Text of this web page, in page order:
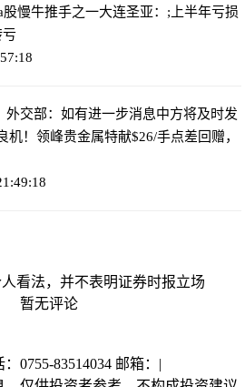
股慢牛推手之一大连圣亚：;上半年亏损
亏
交部：如有进一步消息中方将及时发
！领峰贵金属特献$26/手点差回赠，
看法，并不表明证券时报立场
暂无评论
0755-83514034 邮箱： |